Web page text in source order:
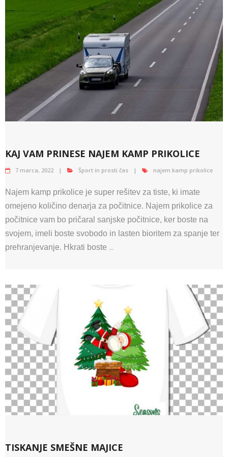
KAJ VAM PRINESE NAJEM KAMP PRIKOLICE
7 marca, 2022 Šport in prosti čas najem kamp prikolice
Najem kamp prikolice je super rešitev za tiste, ki imate
omejeno količino denarja za počitnice. Najem prikolice za
počitnice vam bo pričaral sanjske počitnice, ker boste na
svojem, imeli boste svobodo in lasten bioritem za spanje ter
prehranjevanje. Hkrati boste …
TISKANJE SMEŠNE MAJICE